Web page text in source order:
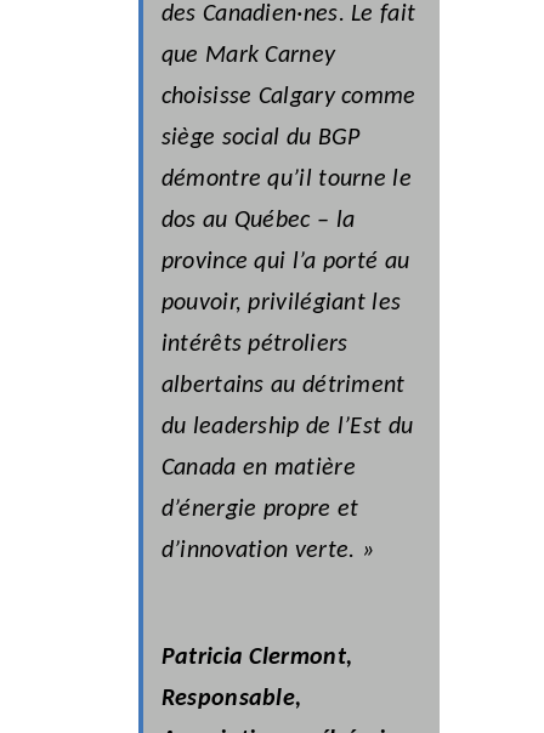
des Canadien·nes. Le fait
que Mark Carney
choisisse Calgary comme
siège social du BGP
démontre qu’il tourne le
dos au Québec – la
province qui l’a porté au
pouvoir, privilégiant les
intérêts pétroliers
albertains au détriment
du leadership de l’Est du
Canada en matière
d’énergie propre et
d’innovation verte. »
Patricia Clermont,
Responsable,